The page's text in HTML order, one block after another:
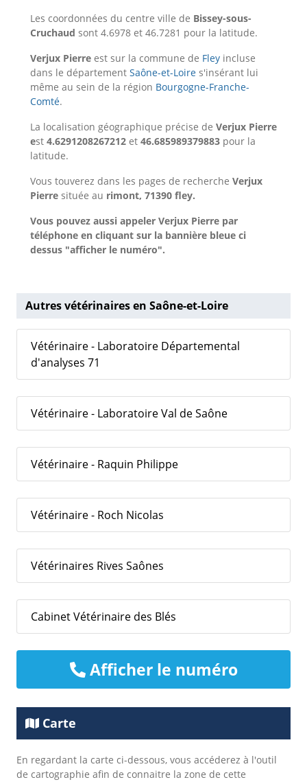
Les coordonnées du centre ville de Bissey-sous-
Cruchaud sont 4.6978 et 46.7281 pour la latitude.
Verjux Pierre est sur la commune de Fley incluse
dans le département Saône-et-Loire s'insérant lui
même au sein de la région Bourgogne-Franche-
Comté.
La localisation géographique précise de Verjux Pierre
est 4.6291208267212 et 46.685989379883 pour la
latitude.
Vous touverez dans les pages de recherche Verjux
Pierre située au rimont, 71390 fley.
Vous pouvez aussi appeler Verjux Pierre par
téléphone en cliquant sur la bannière bleue ci
dessus "afficher le numéro".
Autres vétérinaires en Saône-et-Loire
Vétérinaire - Laboratoire Départemental
d'analyses 71
Vétérinaire - Laboratoire Val de Saône
Vétérinaire - Raquin Philippe
Vétérinaire - Roch Nicolas
Vétérinaires Rives Saônes
Cabinet Vétérinaire des Blés
Afficher le numéro
Carte
En regardant la carte ci-dessous, vous accéderez à l'outil
de cartographie afin de connaitre la zone de cette